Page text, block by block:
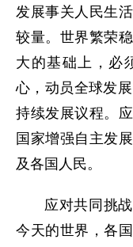
发展事关人民生
较量。世界繁荣
大的基础上，必
心，动员全球发
持续发展议程。
国家增强自主发
及各国人民。
应对共同挑
今天的世界，各